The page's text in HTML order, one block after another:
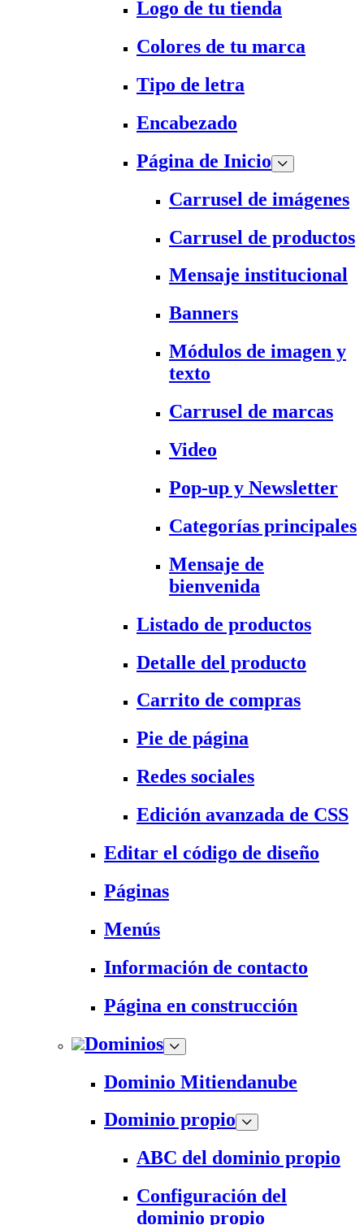
Logo de tu tienda
Colores de tu marca
Tipo de letra
Encabezado
Página de Inicio
Carrusel de imágenes
Carrusel de productos
Mensaje institucional
Banners
Módulos de imagen y
texto
Carrusel de marcas
Video
Pop-up y Newsletter
Categorías principales
Mensaje de
bienvenida
Listado de productos
Detalle del producto
Carrito de compras
Pie de página
Redes sociales
Edición avanzada de CSS
Editar el código de diseño
Páginas
Menús
Información de contacto
Página en construcción
Dominios
Dominio Mitiendanube
Dominio propio
ABC del dominio propio
Configuración del
dominio propio